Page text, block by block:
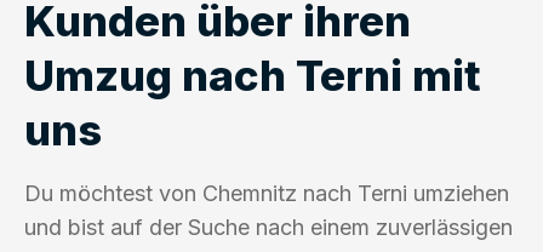
Kunden über ihren
Umzug nach Terni mit
uns
Du möchtest von Chemnitz nach Terni umziehen
und bist auf der Suche nach einem zuverlässigen